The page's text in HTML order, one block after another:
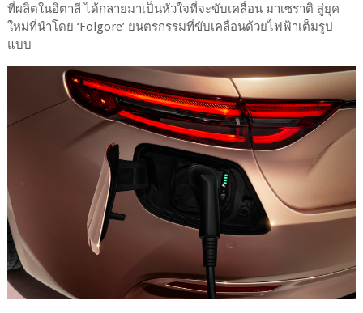
ที่ผลิตในอิตาลี ได้กลายมาเป็นหัวใจที่จะขับเคลื่อน มาเซราติ สู่ยุค
ใหม่ที่นำโดย ‘Folgore’ ยนตรกรรมที่ขับเคลื่อนด้วยไฟฟ้าเต็มรูป
แบบ